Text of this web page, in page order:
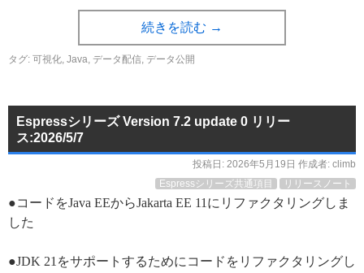
続きを読む →
タグ: 可視化, Java, データ配信, データ公開
Espressシリーズ Version 7.2 update 0 リリー
ス:2026/5/7
投稿日: 2026年5月19日 作成者: climb
Espressシリーズ共通項目
リリースノート
●コードをJava EEからJakarta EE 11にリファクタリングしま
した
●JDK 21をサポートするためにコードをリファクタリングし